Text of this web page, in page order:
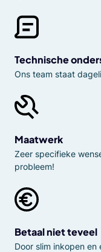
Technische
Ons team staat
Maatwerk
Zeer specifieke
probleem!
Betaal niet teveel
Door slim inkopen